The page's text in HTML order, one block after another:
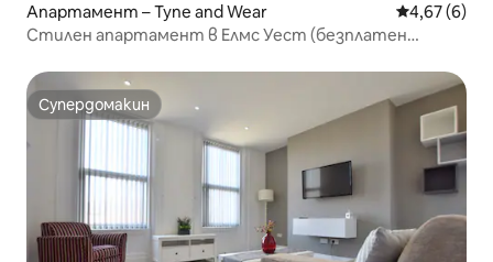
Апартамент – Tyne and Wear Средна
4,67 (6)
Стилен апартамент в Елмс Уест (безплатен
Супердомакин
Супердомакин